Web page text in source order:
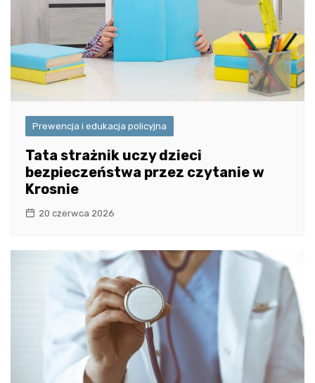
Prewencja i edukacja policyjna
Tata strażnik uczy dzieci
bezpieczeństwa przez czytanie w
Krosnie
20 czerwca 2026